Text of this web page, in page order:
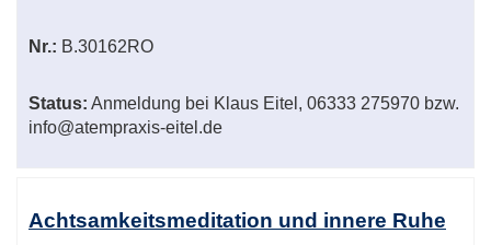
Nr.: B.30162RO
Status: Anmeldung bei Klaus Eitel, 06333 275970 bzw.
info@atempraxis-eitel.de
Achtsamkeitsmeditation und innere Ruhe